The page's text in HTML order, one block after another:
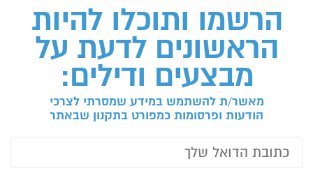
הרשמו ותוכלו להיות
הראשונים לדעת על
מבצעים ודילים:
מאשר/ת להשתמש במידע שמסרתי לצרכי
הודעות ופרסומות כמפורט בתקנון שבאתר